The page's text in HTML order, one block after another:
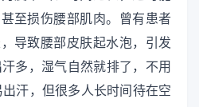
至损伤腰部肌肉。曾有患者
导致腰部皮肤起水泡，引发
多，湿气自然就排了，不用
汗，但很多人长时间待在空